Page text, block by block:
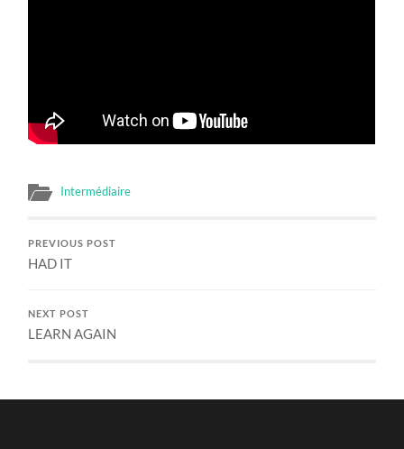
Intermédiaire
PREVIOUS POST
HAD IT
NEXT POST
LEARN AGAIN